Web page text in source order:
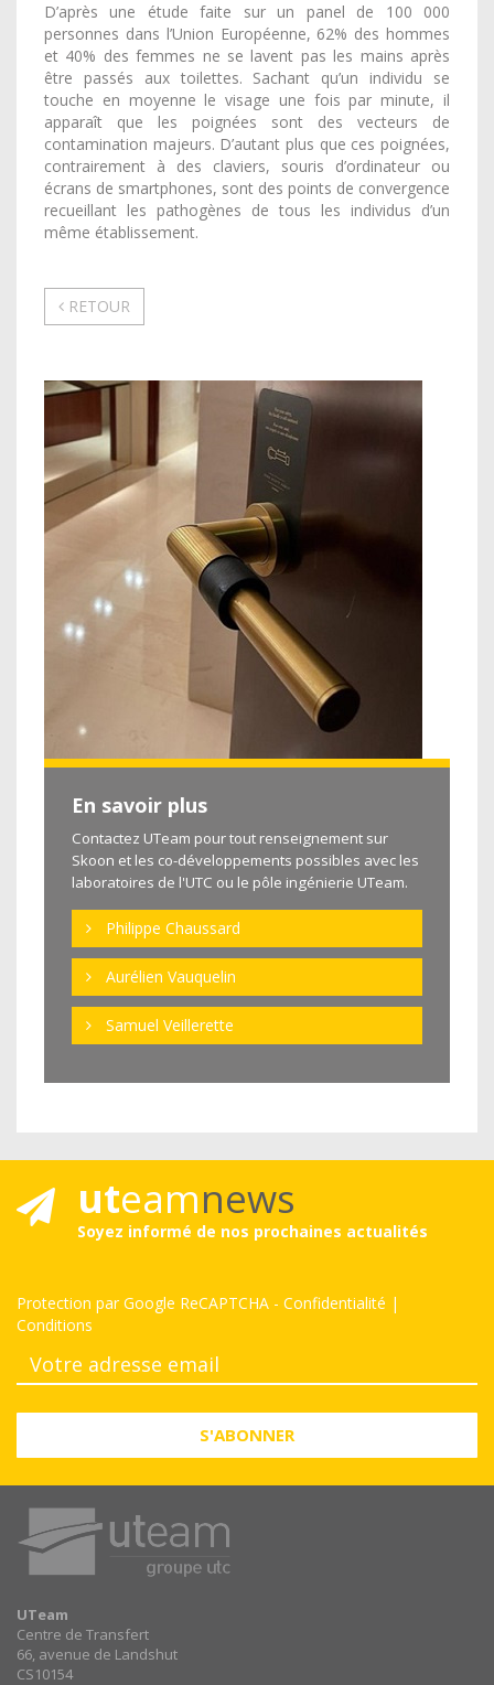
D’après une étude faite sur un panel de 100 000
personnes dans l’Union Européenne, 62% des hommes
et 40% des femmes ne se lavent pas les mains après
être passés aux toilettes. Sachant qu’un individu se
touche en moyenne le visage une fois par minute, il
apparaît que les poignées sont des vecteurs de
contamination majeurs. D’autant plus que ces poignées,
contrairement à des claviers, souris d’ordinateur ou
écrans de smartphones, sont des points de convergence
recueillant les pathogènes de tous les individus d’un
même établissement.
RETOUR
En savoir plus
Contactez UTeam pour tout renseignement sur
Skoon et les co-développements possibles avec les
laboratoires de l'UTC ou le pôle ingénierie UTeam.
Philippe Chaussard
Aurélien Vauquelin
Samuel Veillerette
uteamnews
Soyez informé de nos prochaines actualités
S'ABONNER
Protection par Google ReCAPTCHA - Confidentialité |
Conditions
UTeam
Centre de Transfert
66, avenue de Landshut
CS10154